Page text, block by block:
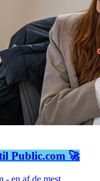
Public.com 🚀
- en af de mest